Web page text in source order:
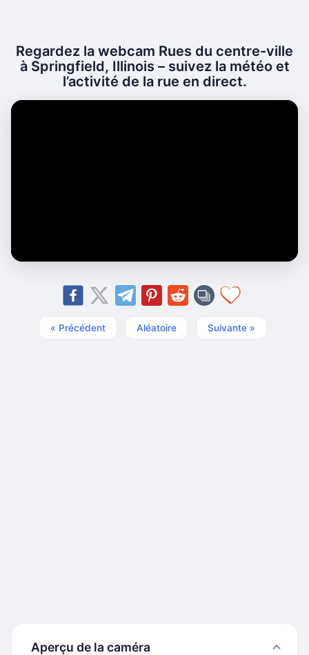
Regardez la webcam Rues du centre-ville
à Springfield, Illinois – suivez la météo et
l’activité de la rue en direct.
« Précédent Aléatoire Suivante »
Aperçu de la caméra